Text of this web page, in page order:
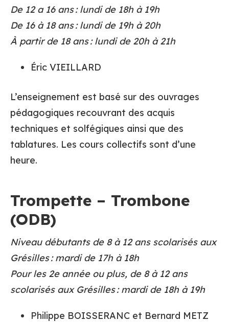
De 12 a 16 ans : lundi de 18h à 19h
De 16 à 18 ans : lundi de 19h à 20h
À partir de 18 ans : lundi de 20h à 21h
Éric VIEILLARD
L’enseignement est basé sur des ouvrages
pédagogiques recouvrant des acquis
techniques et solfégiques ainsi que des
tablatures. Les cours collectifs sont d’une
heure.
Trompette – Trombone
(ODB)
Niveau débutants de 8 à 12 ans scolarisés aux
Grésilles : mardi de 17h à 18h
Pour les 2e année ou plus, de 8 à 12 ans
scolarisés aux Grésilles : mardi de 18h à 19h
Philippe BOISSERANC et Bernard METZ